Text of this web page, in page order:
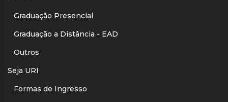
Graduação Presencial
Graduação a Distância - EAD
Outros
Seja URI
Formas de Ingresso